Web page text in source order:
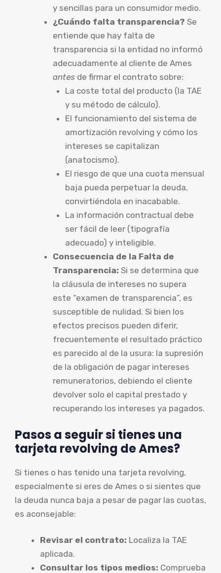
y sencillas para un consumidor medio.
¿Cuándo falta transparencia? Se
entiende que hay falta de
transparencia si la entidad no informó
adecuadamente al cliente de Ames
antes de firmar el contrato sobre:
La coste total del producto (la TAE
y su método de cálculo).
El funcionamiento del sistema de
amortización revolving y cómo los
intereses se capitalizan
(anatocismo).
El riesgo de que una cuota mensual
baja pueda perpetuar la deuda,
convirtiéndola en inacabable.
La información contractual debe
ser fácil de leer (tipografía
adecuado) y inteligible.
Consecuencia de la Falta de
Transparencia: Si se determina que
la cláusula de intereses no supera
este “examen de transparencia”, es
susceptible de nulidad. Si bien los
efectos precisos pueden diferir,
frecuentemente el resultado práctico
es parecido al de la usura: la supresión
de la obligación de pagar intereses
remuneratorios, debiendo el cliente
devolver solo el capital prestado y
recuperando los intereses ya pagados.
Pasos a seguir si tienes una
tarjeta revolving de Ames?
Si tienes o has tenido una tarjeta revolving,
especialmente si eres de Ames o si sientes que
la deuda nunca baja a pesar de pagar las cuotas,
es aconsejable:
Revisar el contrato: Localiza la TAE
aplicada.
Consultar los tipos medios: Comprueba